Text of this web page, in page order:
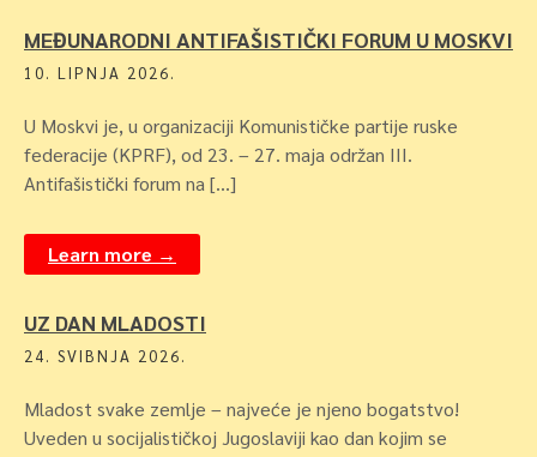
MEĐUNARODNI ANTIFAŠISTIČKI FORUM U MOSKVI
10. LIPNJA 2026.
U Moskvi je, u organizaciji Komunističke partije ruske
federacije (KPRF), od 23. – 27. maja održan III.
Antifašistički forum na […]
Learn more →
UZ DAN MLADOSTI
24. SVIBNJA 2026.
Mladost svake zemlje – najveće je njeno bogatstvo!
Uveden u socijalističkoj Jugoslaviji kao dan kojim se